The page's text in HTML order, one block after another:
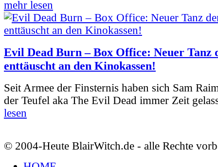
mehr lesen
Evil Dead Burn – Box Office: Neuer Tanz
enttäuscht an den Kinokassen!
Seit Armee der Finsternis haben sich Sam
der Teufel aka The Evil Dead immer Zeit
lesen
© 2004-Heute BlairWitch.de - alle Rechte